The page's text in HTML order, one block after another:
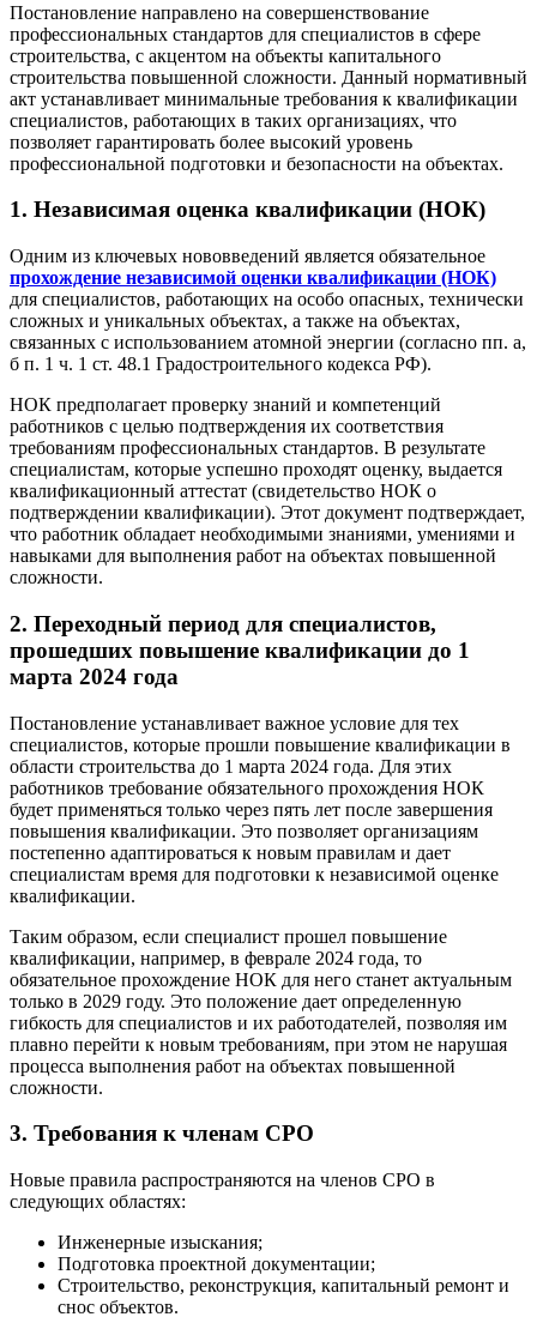
Постановление направлено на совершенствование
профессиональных стандартов для специалистов в сфере
строительства, с акцентом на объекты капитального
строительства повышенной сложности. Данный нормативный
акт устанавливает минимальные требования к квалификации
специалистов, работающих в таких организациях, что
позволяет гарантировать более высокий уровень
профессиональной подготовки и безопасности на объектах.
1. Независимая оценка квалификации (НОК)
Одним из ключевых нововведений является обязательное
прохождение независимой оценки квалификации (НОК)
для специалистов, работающих на особо опасных, технически
сложных и уникальных объектах, а также на объектах,
связанных с использованием атомной энергии (согласно пп. а,
б п. 1 ч. 1 ст. 48.1 Градостроительного кодекса РФ).
НОК предполагает проверку знаний и компетенций
работников с целью подтверждения их соответствия
требованиям профессиональных стандартов. В результате
специалистам, которые успешно проходят оценку, выдается
квалификационный аттестат (свидетельство НОК о
подтверждении квалификации). Этот документ подтверждает,
что работник обладает необходимыми знаниями, умениями и
навыками для выполнения работ на объектах повышенной
сложности.
2. Переходный период для специалистов,
прошедших повышение квалификации до 1
марта 2024 года
Постановление устанавливает важное условие для тех
специалистов, которые прошли повышение квалификации в
области строительства до 1 марта 2024 года. Для этих
работников требование обязательного прохождения НОК
будет применяться только через пять лет после завершения
повышения квалификации. Это позволяет организациям
постепенно адаптироваться к новым правилам и дает
специалистам время для подготовки к независимой оценке
квалификации.
Таким образом, если специалист прошел повышение
квалификации, например, в феврале 2024 года, то
обязательное прохождение НОК для него станет актуальным
только в 2029 году. Это положение дает определенную
гибкость для специалистов и их работодателей, позволяя им
плавно перейти к новым требованиям, при этом не нарушая
процесса выполнения работ на объектах повышенной
сложности.
3. Требования к членам СРО
Новые правила распространяются на членов СРО в
следующих областях:
Инженерные изыскания;
Подготовка проектной документации;
Строительство, реконструкция, капитальный ремонт и
снос объектов.